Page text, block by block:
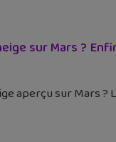
sur Mars ?
aperçu sur Mars